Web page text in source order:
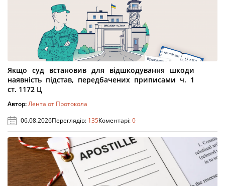
Якщо суд встановив для відшкодування шкоди
наявність підстав, передбачених приписами ч. 1
ст. 1172 Ц
Автор:Лента от Протокола
06.08.2026Переглядів: 135Коментарі:0